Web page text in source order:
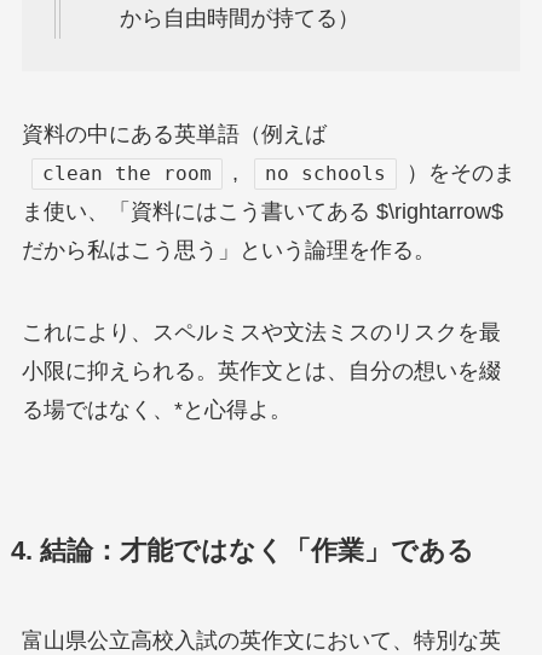
から自由時間が持てる）
資料の中にある英単語（例えば
clean the room , no schools
）をそのま
ま使い、「資料にはこう書いてある $\rightarrow$
だから私はこう思う」という論理を作る。
これにより、スペルミスや文法ミスのリスクを最
小限に抑えられる。英作文とは、自分の想いを綴
る場ではなく、*と心得よ。
4. 結論：才能ではなく「作業」である
富山県公立高校入試の英作文において、特別な英